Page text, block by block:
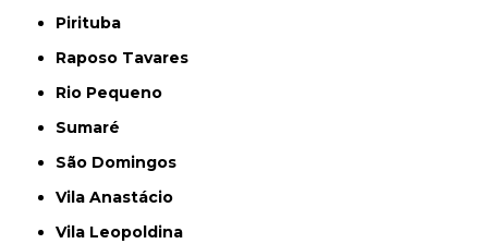
Pirituba
Raposo Tavares
Rio Pequeno
Sumaré
São Domingos
Vila Anastácio
Vila Leopoldina